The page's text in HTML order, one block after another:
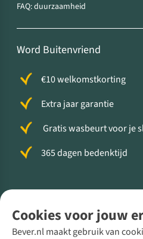
Cookies voor jouw
Bever.nl maakt gebruik van
FAQ: duurzaamheid
Word Buitenvriend
€10 welkomstkorting
Extra jaar garantie
Gratis wasbeurt voor je
365 dagen bedenktijd